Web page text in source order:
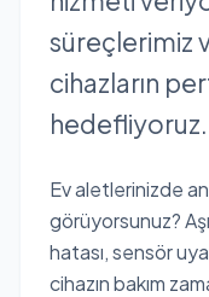
süreçlerimiz
cihazların
hedefliyoruz.
Ev aletlerinizde
görüyorsunuz?
hatası, sensör
cihazın bakım